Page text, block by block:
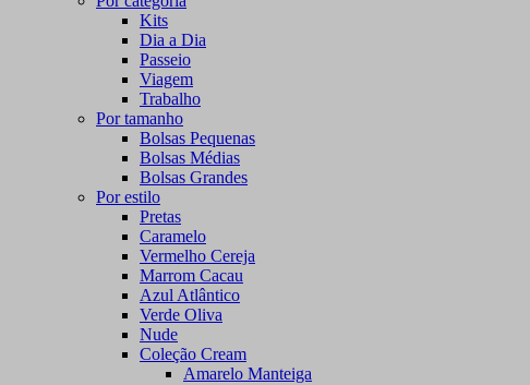
Kits
Dia a Dia
Passeio
Viagem
Trabalho
Por tamanho
Bolsas Pequenas
Bolsas Médias
Bolsas Grandes
Por estilo
Pretas
Caramelo
Vermelho Cereja
Marrom Cacau
Azul Atlântico
Verde Oliva
Nude
Coleção Cream
Amarelo Manteiga